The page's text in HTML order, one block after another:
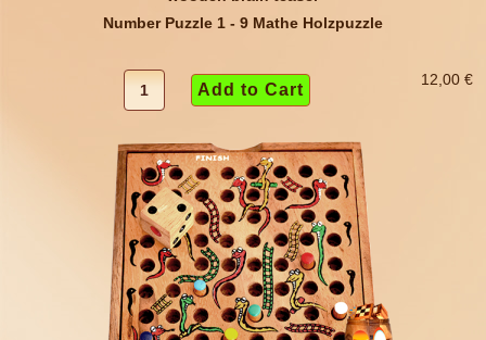
Number Puzzle 1 - 9 Mathe Holzpuzzle
12,00 €